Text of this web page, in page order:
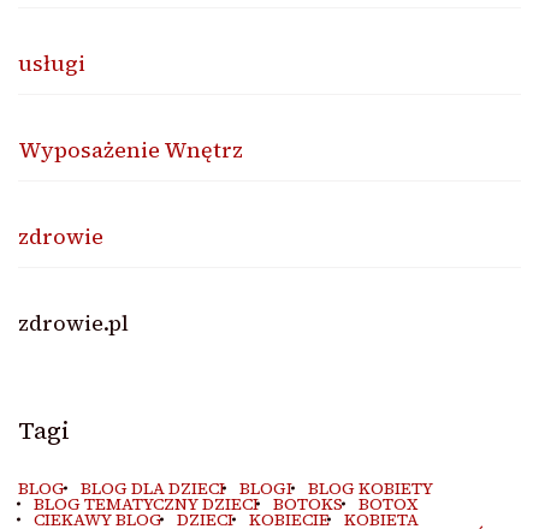
usługi
Wyposażenie Wnętrz
zdrowie
zdrowie.pl
Tagi
BLOG BLOG DLA DZIECI BLOGI BLOG KOBIETY
BLOG TEMATYCZNY DZIECI BOTOKS BOTOX
CIEKAWY BLOG DZIECI KOBIECIE KOBIETA